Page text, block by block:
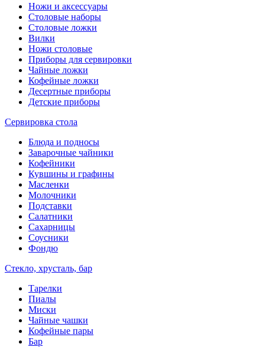
Ножи и аксессуары
Столовые наборы
Столовые ложки
Вилки
Ножи столовые
Приборы для сервировки
Чайные ложки
Кофейные ложки
Десертные приборы
Детские приборы
Сервировка стола
Блюда и подносы
Заварочные чайники
Кофейники
Кувшины и графины
Масленки
Молочники
Подставки
Салатники
Сахарницы
Соусники
Фондю
Стекло, хрусталь, бар
Тарелки
Пиалы
Миски
Чайные чашки
Кофейные пары
Бар